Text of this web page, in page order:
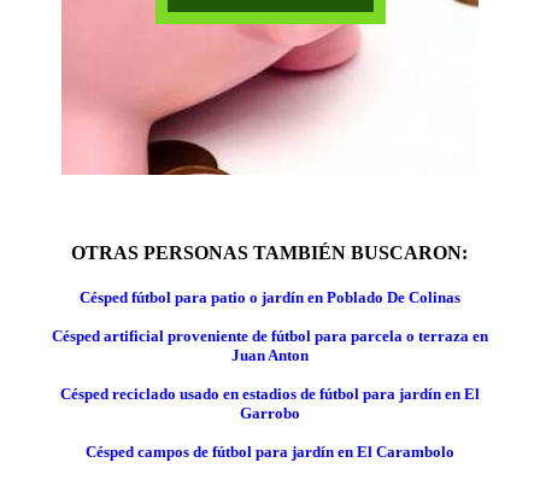
OTRAS PERSONAS TAMBIÉN BUSCARON:
Césped fútbol para patio o jardín en Poblado De Colinas
Césped artificial proveniente de fútbol para parcela o terraza en
Juan Anton
Césped reciclado usado en estadios de fútbol para jardín en El
Garrobo
Césped campos de fútbol para jardín en El Carambolo